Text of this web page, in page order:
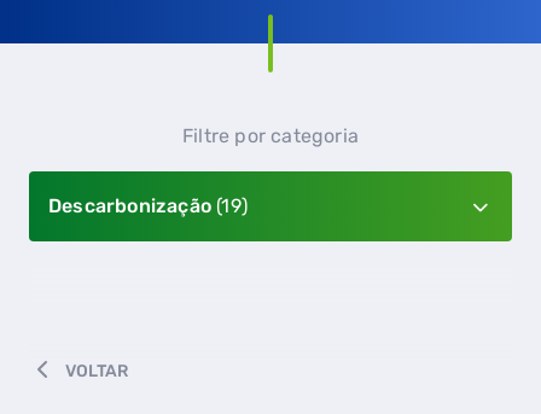
Descarbonização (19)
Filtre por categoria
VOLTAR